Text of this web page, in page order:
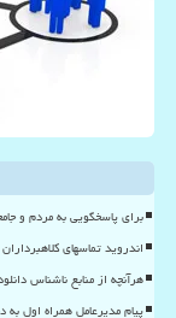
برای پاسخگویی به مردم و
اندروید تماسهای
هرآنچه از منابع ناشناس
پیام مدیرعامل همراه اول به